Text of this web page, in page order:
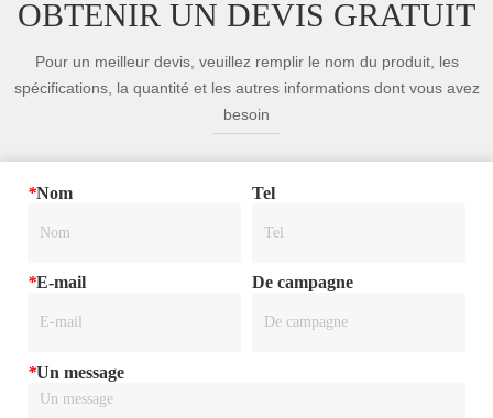
OBTENIR UN DEVIS GRATUIT
Pour un meilleur devis, veuillez remplir le nom du produit, les
spécifications, la quantité et les autres informations dont vous avez
besoin
*Nom Tel
*E-mail De campagne
*Un message